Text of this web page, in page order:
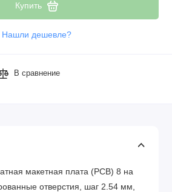
Купить
Нашли дешевле?
В сравнение
макетная плата (PCB) 8 на
отверстия, шаг 2.54 мм,